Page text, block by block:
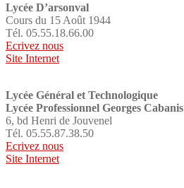
Lycée D’arsonval
Cours du 15 Août 1944
Tél. 05.55.18.66.00
Ecrivez nous
Site Internet
Lycée Général et Technologique
Lycée Professionnel Georges Cabanis
6, bd Henri de Jouvenel
Tél. 05.55.87.38.50
Ecrivez nous
Site Internet